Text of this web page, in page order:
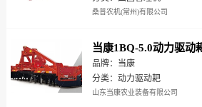
桑普农机(常州)有限公司
当康1BQ-5.0动力驱动
品牌：当康
分类：动力驱动耙
山东当康农业装备有限公司